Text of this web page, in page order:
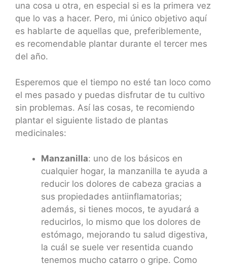
una cosa u otra, en especial si es la primera vez
que lo vas a hacer. Pero, mi único objetivo aquí
es hablarte de aquellas que, preferiblemente,
es recomendable plantar durante el tercer mes
del año.
Esperemos que el tiempo no esté tan loco como
el mes pasado y puedas disfrutar de tu cultivo
sin problemas. Así las cosas, te recomiendo
plantar el siguiente listado de plantas
medicinales:
Manzanilla: uno de los básicos en
cualquier hogar, la manzanilla te ayuda a
reducir los dolores de cabeza gracias a
sus propiedades antiinflamatorias;
además, si tienes mocos, te ayudará a
reducirlos, lo mismo que los dolores de
estómago, mejorando tu salud digestiva,
la cuál se suele ver resentida cuando
tenemos mucho catarro o gripe. Como